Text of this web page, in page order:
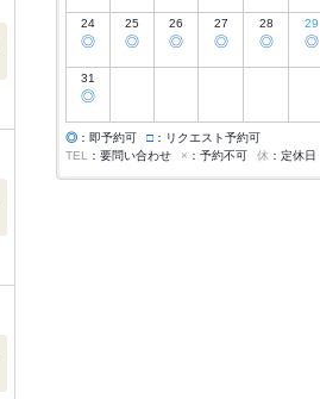
24
◎
25
◎
26
◎
27
◎
28
◎
29
◎
31
◎
◎ ：即予約可 □ ：リクエスト予約可
TEL
：要問い合わせ × ：予約不可 休 ：定休日